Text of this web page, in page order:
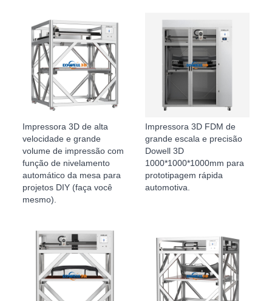
Impressora 3D de alta
velocidade e grande
volume de impressão com
função de nivelamento
automático da mesa para
projetos DIY (faça você
mesmo).
Impressora 3D FDM de
grande escala e precisão
Dowell 3D
1000*1000*1000mm para
prototipagem rápida
automotiva.